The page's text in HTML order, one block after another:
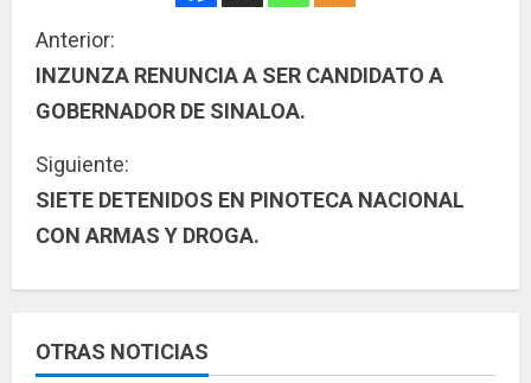
S
i
u
e
l
e
Anterior:
INZUNZA RENUNCIA A SER CANDIDATO A
GOBERNADOR DE SINALOA.
Siguiente:
SIETE DETENIDOS EN PINOTECA NACIONAL
CON ARMAS Y DROGA.
OTRAS NOTICIAS